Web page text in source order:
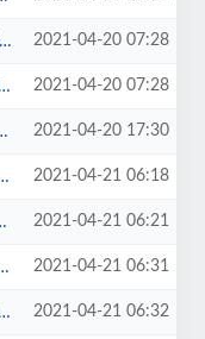
2021-04-20 07:28
2021-04-20 07:28
2021-04-20 17:30
2021-04-21 06:18
2021-04-21 06:21
2021-04-21 06:31
2021-04-21 06:32